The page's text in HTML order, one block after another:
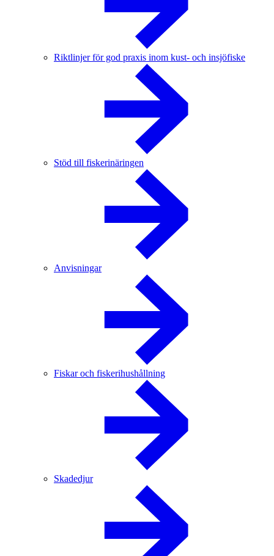
Riktlinjer för god praxis inom kust- och insjöfiske
Stöd till fiskerinäringen
Anvisningar
Fiskar och fiskerihushållning
Skadedjur